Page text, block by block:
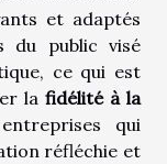
et adaptés
du public visé
ce qui est
la fidélité à la
qui
réfléchie et